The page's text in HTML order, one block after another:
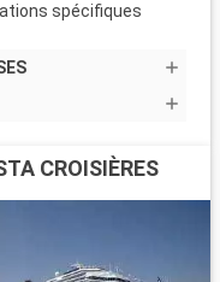
spécifiques
CROISIÈRES